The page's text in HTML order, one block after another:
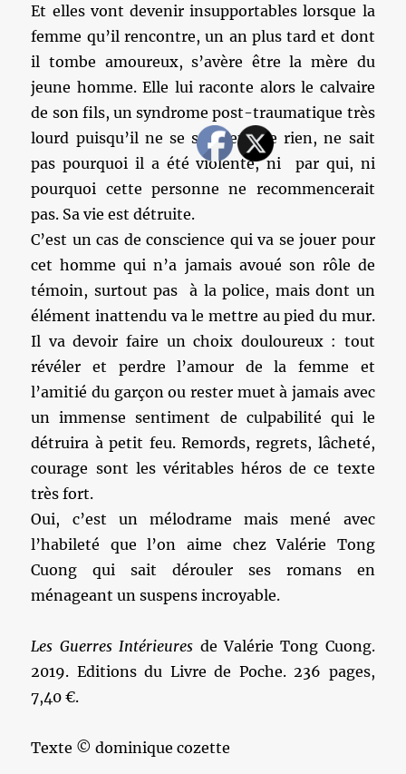
Et elles vont devenir insupportables lorsque la
femme qu’il rencontre, un an plus tard et dont
il tombe amoureux, s’avère être la mère du
jeune homme. Elle lui raconte alors le calvaire
de son fils, un syndrome post-traumatique très
lourd puisqu’il ne se souvient de rien, ne sait
pas pourquoi il a été violenté, ni par qui, ni
pourquoi cette personne ne recommencerait
pas. Sa vie est détruite.
C’est un cas de conscience qui va se jouer pour
cet homme qui n’a jamais avoué son rôle de
témoin, surtout pas à la police, mais dont un
élément inattendu va le mettre au pied du mur.
Il va devoir faire un choix douloureux : tout
révéler et perdre l’amour de la femme et
l’amitié du garçon ou rester muet à jamais avec
un immense sentiment de culpabilité qui le
détruira à petit feu. Remords, regrets, lâcheté,
courage sont les véritables héros de ce texte
très fort.
Oui, c’est un mélodrame mais mené avec
l’habileté que l’on aime chez Valérie Tong
Cuong qui sait dérouler ses romans en
ménageant un suspens incroyable.
Les Guerres Intérieures de Valérie Tong Cuong.
2019. Editions du Livre de Poche. 236 pages,
7,40 €.
Texte © dominique cozette